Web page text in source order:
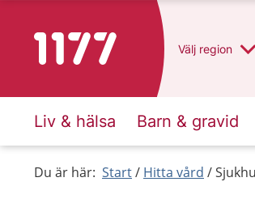
Till startsidan för 1177 Välj region
Liv & hälsa Barn & gravid
Du är här: Start Hitta vård